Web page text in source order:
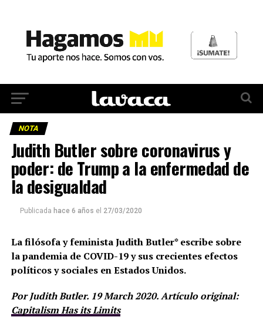
NOTA
Judith Butler sobre coronavirus y
poder: de Trump a la enfermedad de
la desigualdad
Publicada hace 6 años el 27/03/2020
La filósofa y feminista Judith Butler* escribe sobre
la pandemia de COVID-19 y sus crecientes efectos
políticos y sociales en Estados Unidos.
Por Judith Butler. 19 March 2020. Artículo original:
Capitalism Has its Limits